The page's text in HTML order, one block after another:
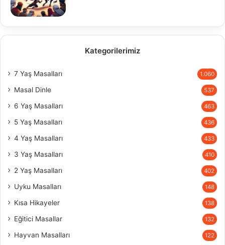
Kategorilerimiz
7 Yaş Masalları 1.060
Masal Dinle 537
6 Yaş Masalları 463
5 Yaş Masalları 436
4 Yaş Masalları 433
3 Yaş Masalları 410
2 Yaş Masalları 402
Uyku Masalları 148
Kısa Hikayeler 138
Eğitici Masallar 132
Hayvan Masalları 122